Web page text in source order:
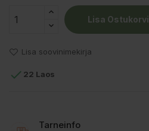
Lisa Ostukorvi
Lisa soovinimekirja
 22 Laos
Tarneinfo